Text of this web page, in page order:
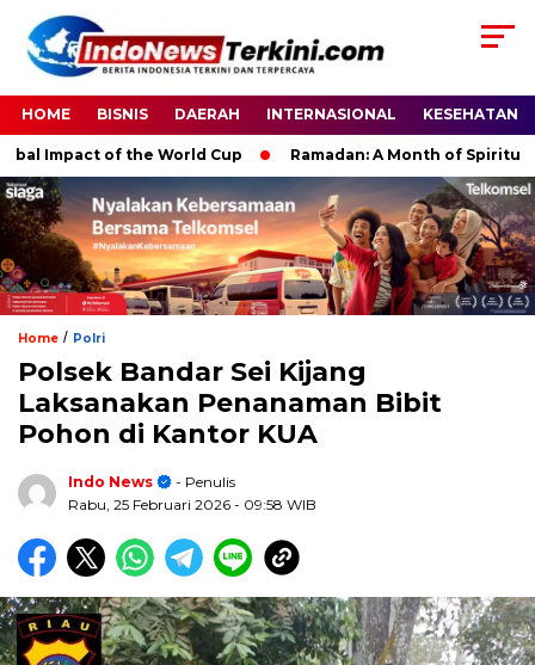
HOME BISNIS DAERAH INTERNASIONAL KESEHATAN
of the World Cup Ramadan: A Month of Spiritual
Home / Polri
Polsek Bandar Sei Kijang
Laksanakan Penanaman Bibit
Pohon di Kantor KUA
Indo News
- Penulis
Rabu, 25 Februari 2026 - 09:58 WIB